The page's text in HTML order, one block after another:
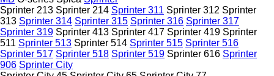
Sprinter 213 Sprinter 214 Sprinter 311 Sprinter 312 Sprinter
313 Sprinter 314 Sprinter 315 Sprinter 316 Sprinter 317
Sprinter 319 Sprinter 413 Sprinter 417 Sprinter 419 Sprinter
511 Sprinter 513 Sprinter 514 Sprinter 515 Sprinter 516
Sprinter 517 Sprinter 518 Sprinter 519 Sprinter 616 Sprinter
906 Sprinter City